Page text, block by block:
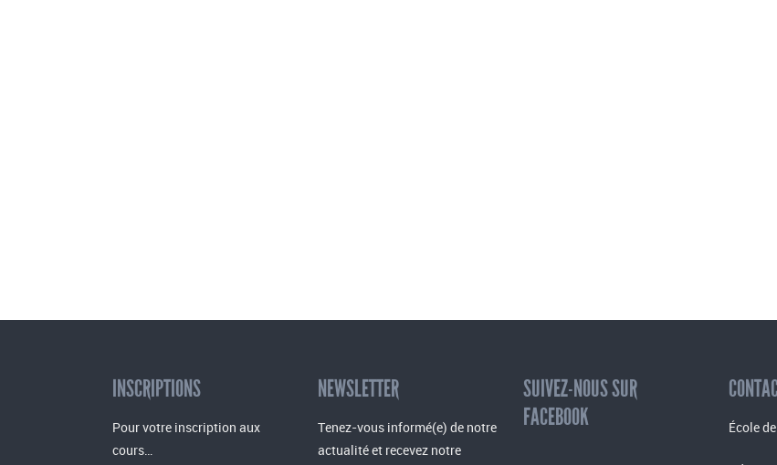
INSCRIPTIONS
Pour votre inscription aux
cours…
NEWSLETTER
Tenez-vous informé(e) de notre
actualité et recevez notre
SUIVEZ-NOUS SUR
FACEBOOK
École